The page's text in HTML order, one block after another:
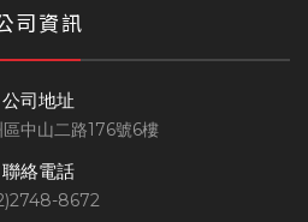
司資訊
公司地址
中山二路176號6樓
聯絡電話
8672